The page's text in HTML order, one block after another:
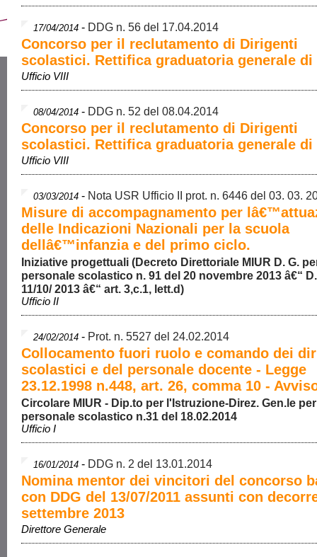
17/04/2014 - DDG n. 56 del 17.04.2014
Concorso per il reclutamento di Dirigenti
scolastici. Rettifica graduatoria generale di
Ufficio VIII
08/04/2014 - DDG n. 52 del 08.04.2014
Concorso per il reclutamento di Dirigenti
scolastici. Rettifica graduatoria generale di
Ufficio VIII
03/03/2014 - Nota USR Ufficio II prot. n. 6446 del 03. 03.
Misure di accompagnamento per
delle Indicazioni Nazionali per la scuola
dellâ€™infanzia e del primo ciclo.
Iniziative progettuali (Decreto Direttoriale MIUR D. G.
personale scolastico n. 91 del 20 novembre 2013 â€“
11/10/ 2013 â€“ art. 3,c.1, lett.d)
Ufficio II
24/02/2014 - Prot. n. 5527 del 24.02.2014
Collocamento fuori ruolo e comando dei
scolastici e del personale docente - Legge
23.12.1998 n.448, art. 26, comma 10 -
Circolare MIUR - Dip.to per l'Istruzione-Direz. Gen.le
personale scolastico n.31 del 18.02.2014
Ufficio I
16/01/2014 - DDG n. 2 del 13.01.2014
Nomina mentor dei vincitori del concorso
con DDG del 13/07/2011 assunti con
settembre 2013
Direttore Generale